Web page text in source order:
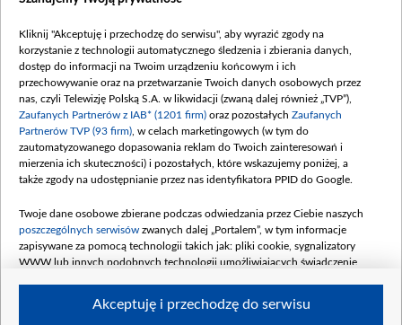
(wpłata wrzesień 100 mln, październik 350
mln, listopad 265 mln)
Dofinansowanie 48 862 000,00 PLN
Data podpisania umowy: GRUDZIEŃ 2025
(wpłata grudzień 60,548 mln)
Dofinansowanie 900 000 000,00 PLN
Data podpisania umowy: LUTY 2026 (wpłata
kwiecień 180 mln, 7 maja 180 mln, 8
czerwca 90 mln)
Dofinansowanie 250 000 000,00 PLN
4 sierpnia 250 mln
Kliknij "Akceptuję i przechodzę do serwisu", aby wyrazić zgody na
korzystanie z technologii automatycznego śledzenia i zbierania danych,
dostęp do informacji na Twoim urządzeniu końcowym i ich
przechowywanie oraz na przetwarzanie Twoich danych osobowych przez
nas, czyli Telewizję Polską S.A. w likwidacji (zwaną dalej również „TVP”),
Zaufanych Partnerów z IAB* (1201 firm) oraz pozostałych Zaufanych
Partnerów TVP (93 firm) , w celach marketingowych (w tym do
zautomatyzowanego dopasowania reklam do Twoich zainteresowań i
mierzenia ich skuteczności) i pozostałych, które wskazujemy poniżej, a
także zgody na udostępnianie przez nas identyfikatora PPID do Google.
Twoje dane osobowe zbierane podczas odwiedzania przez Ciebie naszych
poszczególnych serwisów zwanych dalej „Portalem”, w tym informacje
zapisywane za pomocą technologii takich jak: pliki cookie, sygnalizatory
WWW lub innych podobnych technologii umożliwiających świadczenie
Akceptuję i przechodzę do serwisu